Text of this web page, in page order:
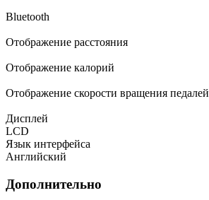
Bluetooth
Отображение расстояния
Отображение калорий
Отображение скорости вращения педалей
Дисплей
LCD
Язык интерфейса
Английский
Дополнительно